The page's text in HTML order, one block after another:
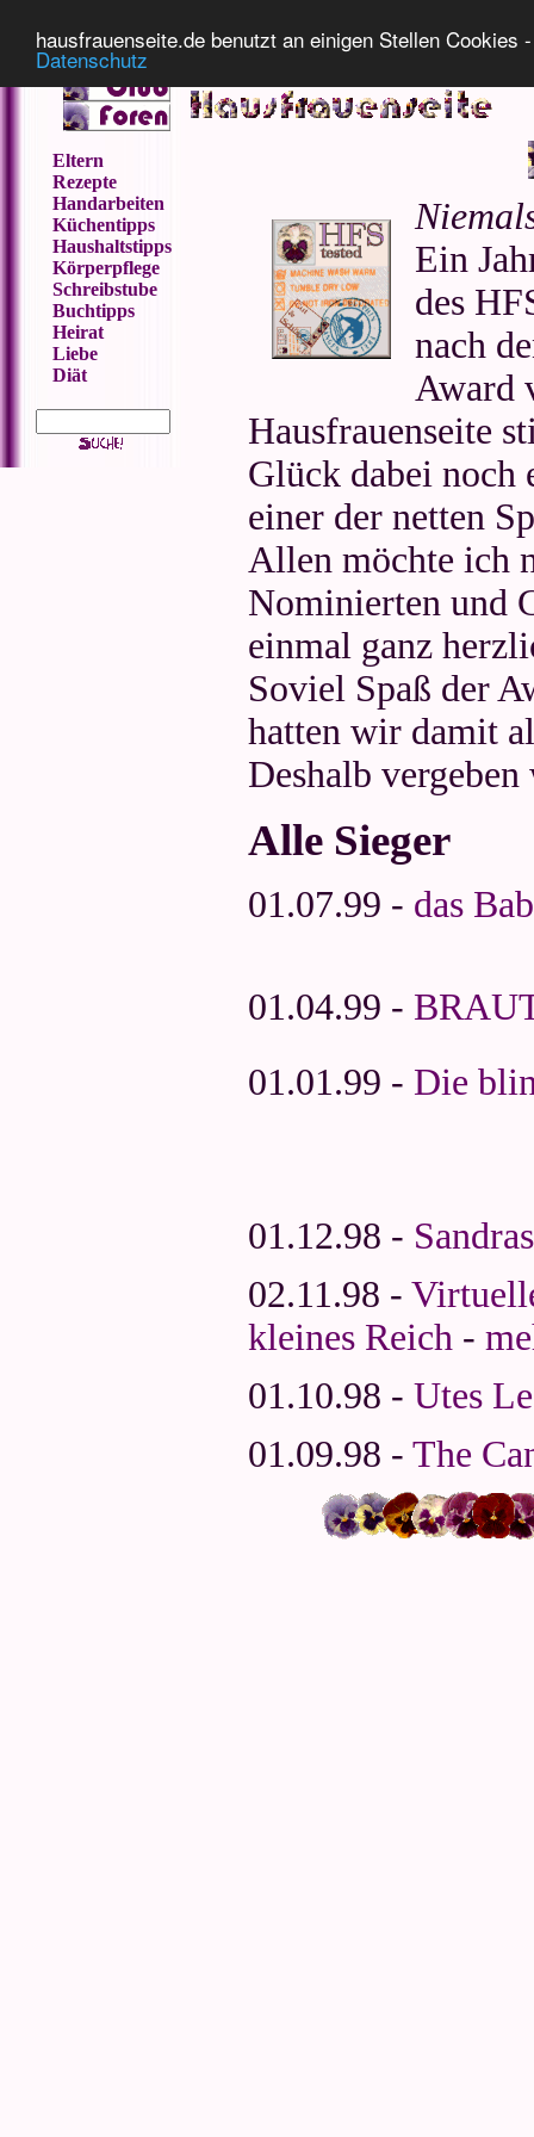
hausfrauenseite.de benutzt an einigen Stellen
Datenschutz
Eltern
Rezepte
Handarbeiten
Küchentipps
Haushaltstipps
Körperpflege
Schreibstube
Buchtipps
Heirat
Liebe
Diät
Ein
des
nach
Award
Hausfrauenseite
Glück dabei noch
einer der netten
Allen möchte ich
Nominierten und
einmal ganz
Soviel Spaß der
hatten wir damit
Deshalb
Alle Sieger
01.07.99 - das
01.04.99 -
01.01.99 - Die
01.12.98 -
02.11.98 -
kleines Reich -
01.10.98 - Utes
01.09.98 - The